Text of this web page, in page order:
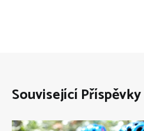
Související Příspěvky